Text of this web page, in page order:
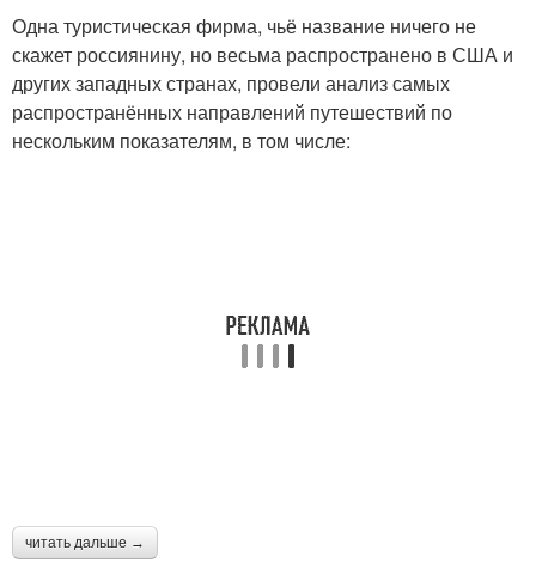
Одна туристическая фирма, чьё название ничего не
скажет россиянину, но весьма распространено в США и
других западных странах, провели анализ самых
распространённых направлений путешествий по
нескольким показателям, в том числе:
читать дальше →